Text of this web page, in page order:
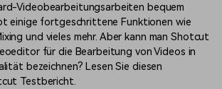
Videobearbeitungsarbeiten bequem
einige fortgeschrittene Funktionen wie
und vieles mehr. Aber kann man Shotcut
für die Bearbeitung von Videos in
bezeichnen? Lesen Sie diesen
Testbericht.